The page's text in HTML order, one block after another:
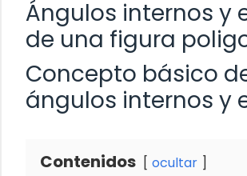
Ángulos internos y
de una figura
Concepto básico
ángulos internos y
Contenidos ocultar